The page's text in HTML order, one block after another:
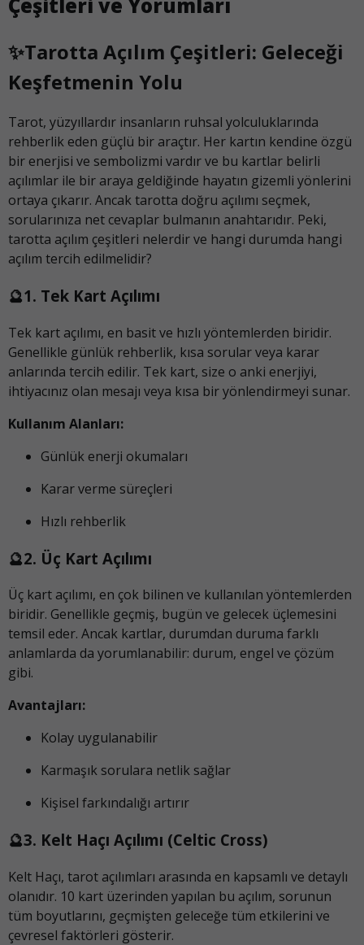
✨Tarotta Açılım Çeşitleri: Geleceği
Keşfetmenin Yolu
Tarot, yüzyıllardır insanların ruhsal yolculuklarında
rehberlik eden güçlü bir araçtır. Her kartın kendine özgü
bir enerjisi ve sembolizmi vardır ve bu kartlar belirli
açılımlar ile bir araya geldiğinde hayatın gizemli yönlerini
ortaya çıkarır. Ancak tarotta doğru açılımı seçmek,
sorularınıza net cevaplar bulmanın anahtarıdır. Peki,
tarotta açılım çeşitleri nelerdir ve hangi durumda hangi
açılım tercih edilmelidir?
🔮1. Tek Kart Açılımı
Tek kart açılımı, en basit ve hızlı yöntemlerden biridir.
Genellikle günlük rehberlik, kısa sorular veya karar
anlarında tercih edilir. Tek kart, size o anki enerjiyi,
ihtiyacınız olan mesajı veya kısa bir yönlendirmeyi sunar.
Kullanım Alanları:
Günlük enerji okumaları
Karar verme süreçleri
Hızlı rehberlik
🔮2. Üç Kart Açılımı
Üç kart açılımı, en çok bilinen ve kullanılan yöntemlerden
biridir. Genellikle geçmiş, bugün ve gelecek üçlemesini
temsil eder. Ancak kartlar, durumdan duruma farklı
anlamlarda da yorumlanabilir: durum, engel ve çözüm
gibi.
Avantajları:
Kolay uygulanabilir
Karmaşık sorulara netlik sağlar
Kişisel farkındalığı artırır
🔮3. Kelt Haçı Açılımı (Celtic Cross)
Kelt Haçı, tarot açılımları arasında en kapsamlı ve detaylı
olanıdır. 10 kart üzerinden yapılan bu açılım, sorunun
tüm boyutlarını, geçmişten geleceğe tüm etkilerini ve
çevresel faktörleri gösterir.